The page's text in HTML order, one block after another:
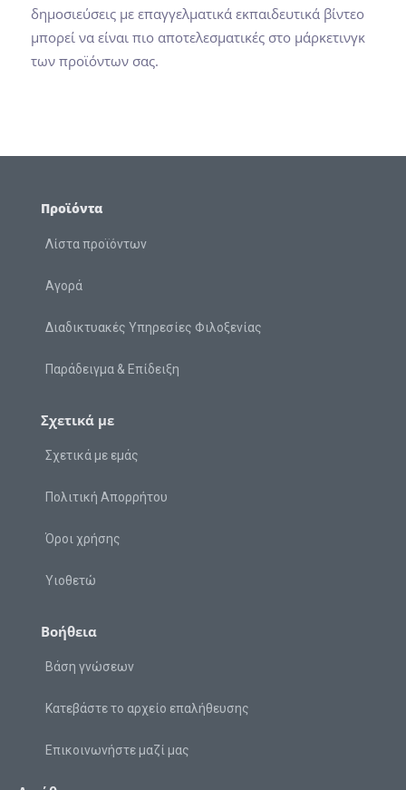
δημοσιεύσεις με επαγγελματικά εκπαιδευτικά βίντεο
μπορεί να είναι πιο αποτελεσματικές στο μάρκετινγκ
των προϊόντων σας.
Προϊόντα
Λίστα προϊόντων
Αγορά
Διαδικτυακές Υπηρεσίες Φιλοξενίας
Παράδειγμα & Επίδειξη
Σχετικά με
Σχετικά με εμάς
Πολιτική Απορρήτου
Όροι χρήσης
Υιοθετώ
Βοήθεια
Βάση γνώσεων
Κατεβάστε το αρχείο επαλήθευσης
Επικοινωνήστε μαζί μας